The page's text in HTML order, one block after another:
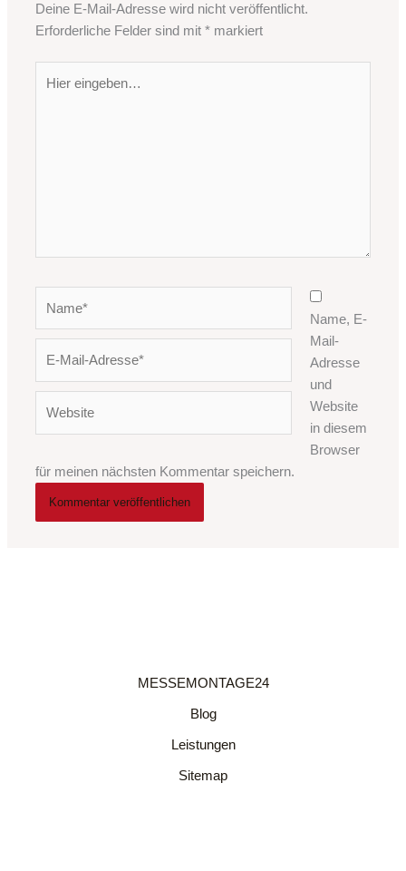
Deine E-Mail-Adresse wird nicht veröffentlicht.
Erforderliche Felder sind mit* markiert
eingeben…
Adresse*
Name, E-
Mail-
Adresse
und
Website
in diesem
Browser
für meinen nächsten Kommentar speichern.
MESSEMONTAGE24
Blog
Leistungen
Sitemap